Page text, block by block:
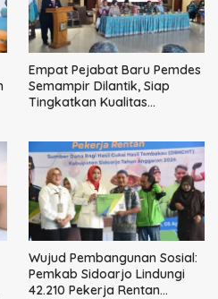
Empat Pejabat Baru Pemdes
Semampir Dilantik, Siap
Tingkatkan Kualitas
Wujud Pembangunan Sosial:
Pemkab Sidoarjo Lindungi
42.210 Pekerja Rentan